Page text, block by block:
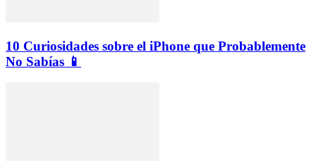
10 Curiosidades sobre el iPhone que Probablemente
No Sabías 📱